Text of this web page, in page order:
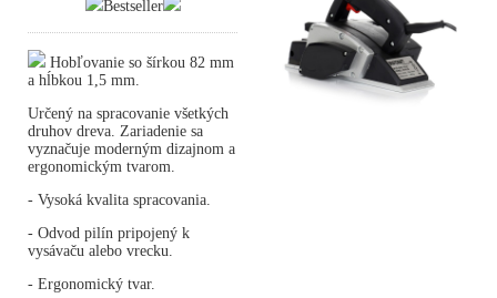
Bestseller
Hobľovanie so šírkou 82 mm
a hĺbkou 1,5 mm.
Určený na spracovanie všetkých
druhov dreva. Zariadenie sa
vyznačuje moderným dizajnom a
ergonomickým tvarom.
- Vysoká kvalita spracovania.
- Odvod pilín pripojený k
vysávaču alebo vrecku.
- Ergonomický tvar.